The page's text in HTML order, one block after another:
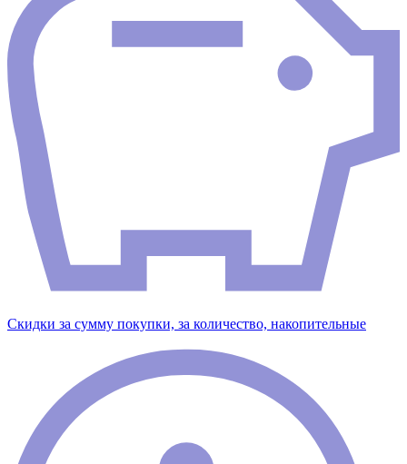
Скидки за сумму покупки, за количество, накопительные